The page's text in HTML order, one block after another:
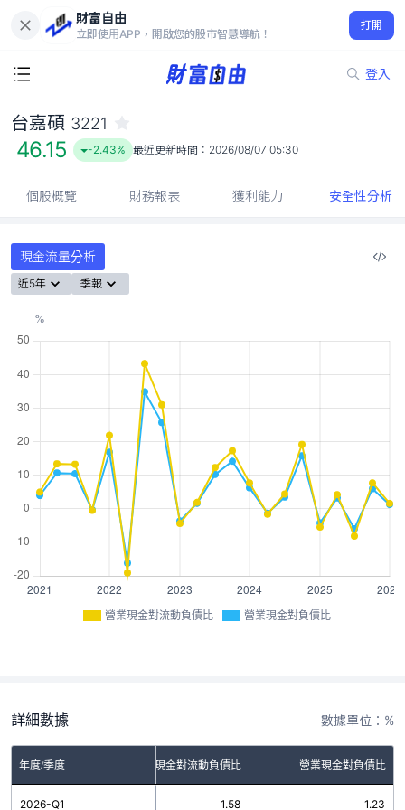
財富自由
立即使用APP，開啟您的股市智慧導航！
打開
登入
46.15
-2.43%
台嘉碩 3221
46.15 -2.43% 最近更新時間： 2026/08/07 05:30
個股概覽 財務報表 獲利能力 安全性分析
現金流量分析
近5年 季報
營業現金對流動負債比 營業現金對負債比
詳細數據 數據單位：%
年度/季度 營業現金對流動負債比 營業現金對負債比
2026-Q1 1.58 1.23